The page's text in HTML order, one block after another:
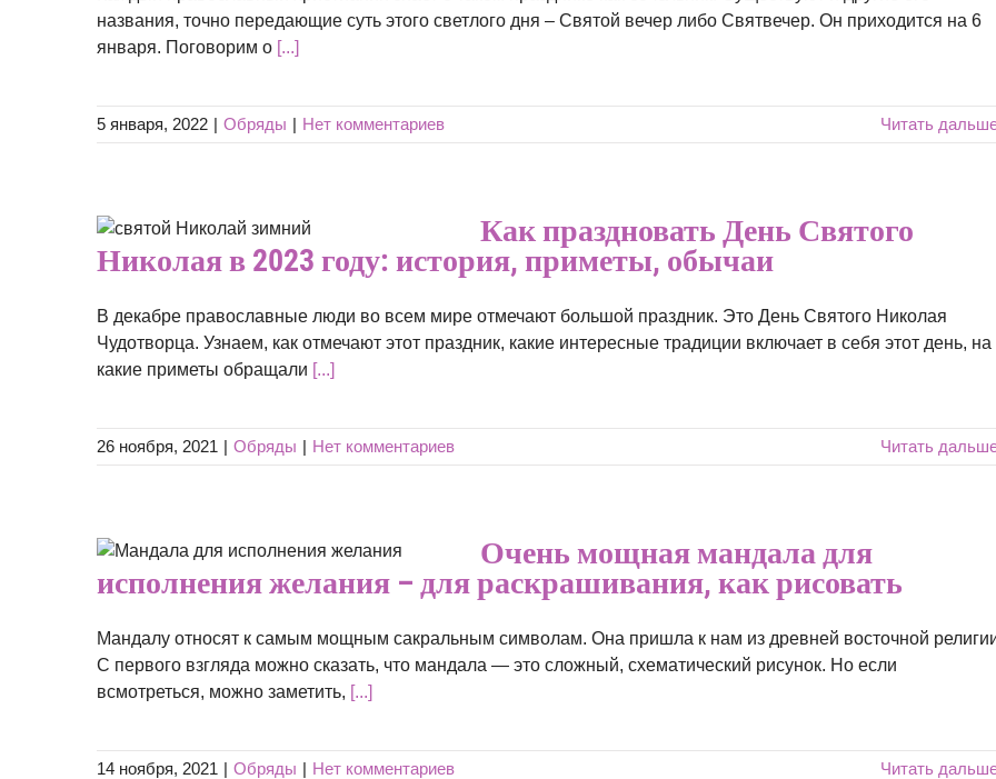
названия, точно передающие суть этого светлого дня – Святой вечер либо Святвечер. Он приходится на 6
января. Поговорим о [...]
5 января, 2022 | Обряды | Нет комментариев Читать
Как праздновать День Святого
Николая в 2023 году: история, приметы, обычаи
В декабре православные люди во всем мире отмечают большой праздник. Это День Святого Николая
Чудотворца. Узнаем, как отмечают этот праздник, какие интересные традиции включает в себя этот день, на
какие приметы обращали [...]
26 ноября, 2021 | Обряды | Нет комментариев Читать
Очень мощная мандала для
исполнения желания – для раскрашивания, как рисовать
Мандалу относят к самым мощным сакральным символам. Она пришла к нам из древней восточной
С первого взгляда можно сказать, что мандала — это сложный, схематический рисунок. Но если
всмотреться, можно заметить, [...]
14 ноября, 2021 | Обряды | Нет комментариев Читать